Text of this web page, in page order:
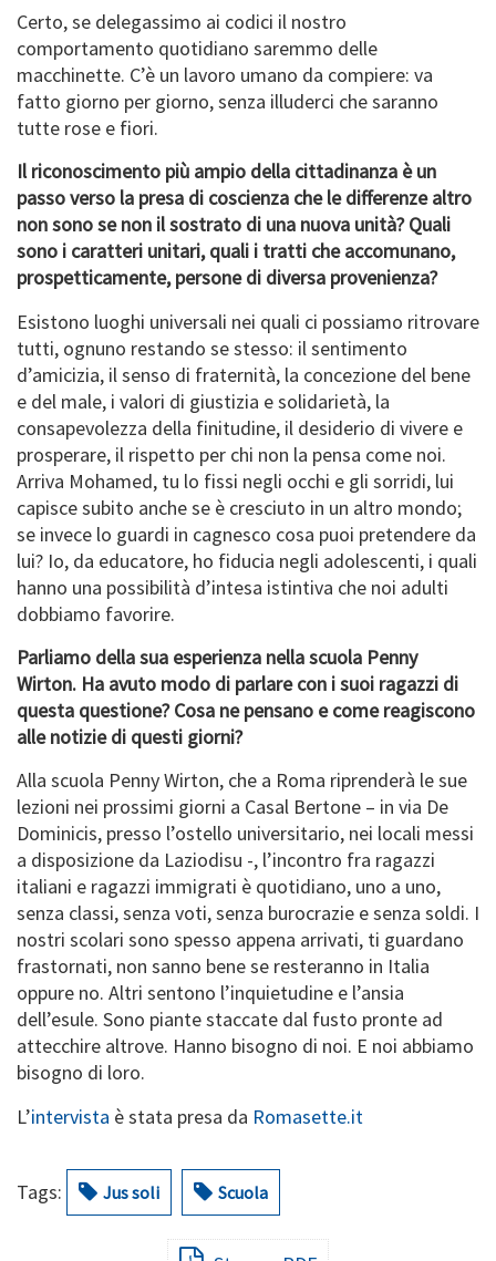
Certo, se delegassimo ai codici il nostro
comportamento quotidiano saremmo delle
macchinette. C’è un lavoro umano da compiere: va
fatto giorno per giorno, senza illuderci che saranno
tutte rose e fiori.
Il riconoscimento più ampio della cittadinanza è un
passo verso la presa di coscienza che le differenze altro
non sono se non il sostrato di una nuova unità? Quali
sono i caratteri unitari, quali i tratti che accomunano,
prospetticamente, persone di diversa provenienza?
Esistono luoghi universali nei quali ci possiamo ritrovare
tutti, ognuno restando se stesso: il sentimento
d’amicizia, il senso di fraternità, la concezione del bene
e del male, i valori di giustizia e solidarietà, la
consapevolezza della finitudine, il desiderio di vivere e
prosperare, il rispetto per chi non la pensa come noi.
Arriva Mohamed, tu lo fissi negli occhi e gli sorridi, lui
capisce subito anche se è cresciuto in un altro mondo;
se invece lo guardi in cagnesco cosa puoi pretendere da
lui? Io, da educatore, ho fiducia negli adolescenti, i quali
hanno una possibilità d’intesa istintiva che noi adulti
dobbiamo favorire.
Parliamo della sua esperienza nella scuola Penny
Wirton. Ha avuto modo di parlare con i suoi ragazzi di
questa questione? Cosa ne pensano e come reagiscono
alle notizie di questi giorni?
Alla scuola Penny Wirton, che a Roma riprenderà le sue
lezioni nei prossimi giorni a Casal Bertone – in via De
Dominicis, presso l’ostello universitario, nei locali messi
a disposizione da Laziodisu -, l’incontro fra ragazzi
italiani e ragazzi immigrati è quotidiano, uno a uno,
senza classi, senza voti, senza burocrazie e senza soldi. I
nostri scolari sono spesso appena arrivati, ti guardano
frastornati, non sanno bene se resteranno in Italia
oppure no. Altri sentono l’inquietudine e l’ansia
dell’esule. Sono piante staccate dal fusto pronte ad
attecchire altrove. Hanno bisogno di noi. E noi abbiamo
bisogno di loro.
L’intervista è stata presa da Romasette.it
Tags: Jus soli Scuola